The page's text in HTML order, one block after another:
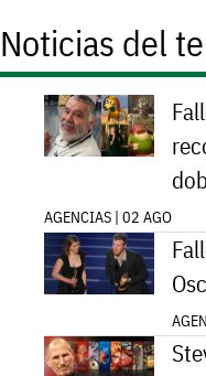
Noticias del
AGENCIAS | 02 AGO